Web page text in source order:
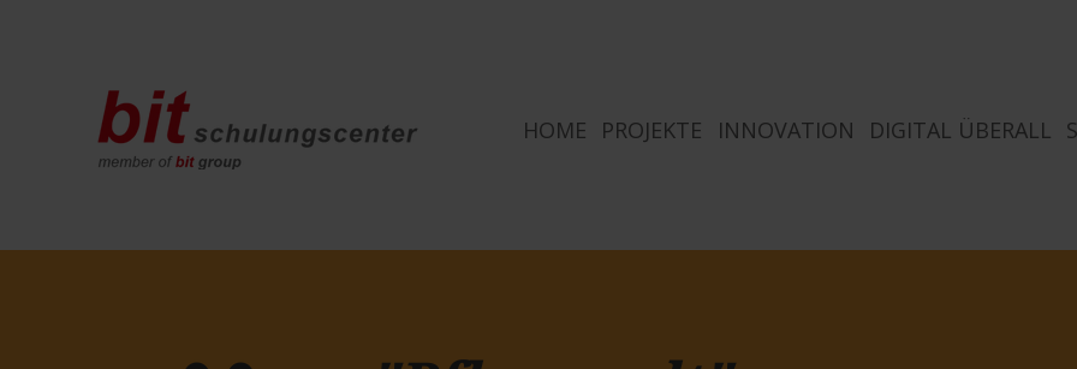
HOME PROJEKTE INNOVATION DIGITAL ÜBERALL